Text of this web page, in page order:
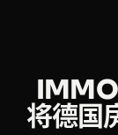
将德国